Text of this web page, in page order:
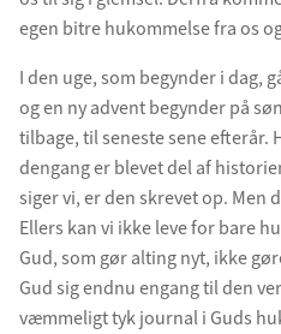
egen bitre hukommelse fra os
I den uge, som begynder i dag,
og en ny advent begynder på
tilbage, til seneste sene efterår.
dengang er blevet del af
siger vi, er den skrevet op. Men
Ellers kan vi ikke leve for bare
Gud, som gør alting nyt, ikke
Gud sig endnu engang til den
væmmeligt tyk journal i Guds